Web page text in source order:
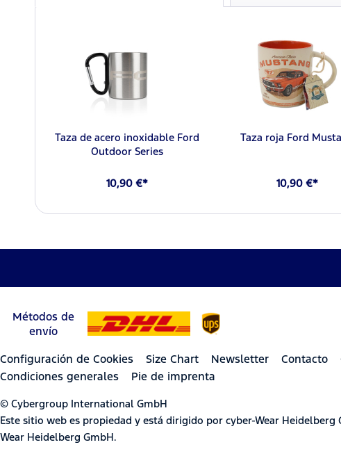
Taza de acero inoxidable Ford
Outdoor Series
10,90 €*
Taza roja Ford
10,90 €*
Métodos de
envío
Configuración de Cookies Size Chart Newsletter Contacto
Condiciones generales
Pie de imprenta
© Cybergroup International GmbH
Este sitio web es propiedad y está dirigido por cyber-Wear
Wear Heidelberg GmbH.